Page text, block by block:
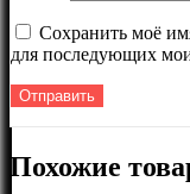
Сохранить моё
для последующих
Похожие